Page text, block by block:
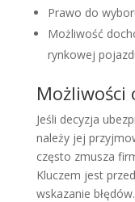
Prawo do
Możliwość
rynkowej
Możliwości
Jeśli decyzja
należy jej
często zmusza
Kluczem jest
wskazanie błędów.